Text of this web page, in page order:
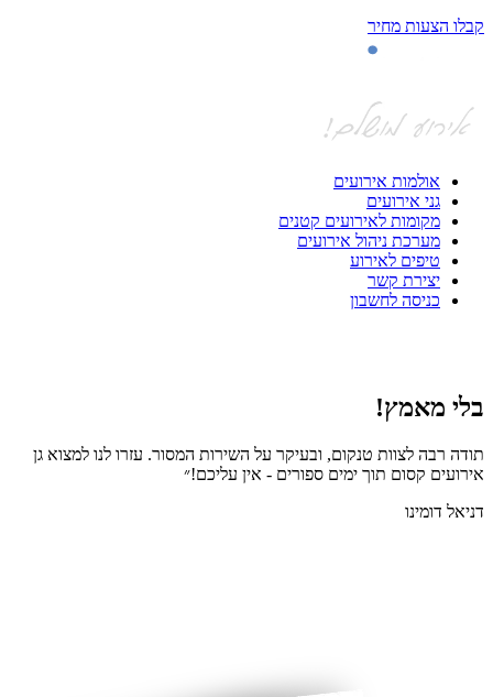
קבלו הצעות מחיר
אולמות אירועים
גני אירועים
מקומות לאירועים קטנים
מערכת ניהול אירועים
טיפים לאירוע
יצירת קשר
כניסה לחשבון
בלי מאמץ!
תודה רבה לצוות טנקום, ובעיקר על השירות המסור. עזרו לנו למצוא גן
אירועים קסום תוך ימים ספורים - אין עליכם!״
דניאל דומינו